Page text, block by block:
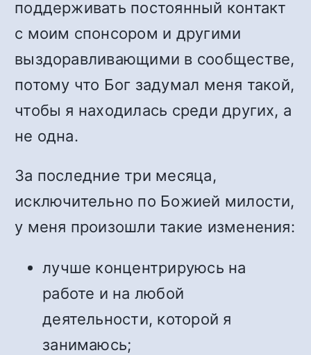
поддерживать постоянный контакт
с моим спонсором и другими
выздоравливающими в сообществе,
потому что Бог задумал меня такой,
чтобы я находилась среди других, а
не одна.
За последние три месяца,
исключительно по Божией милости,
у меня произошли такие изменения:
лучше концентрируюсь на
работе и на любой
деятельности, которой я
занимаюсь;